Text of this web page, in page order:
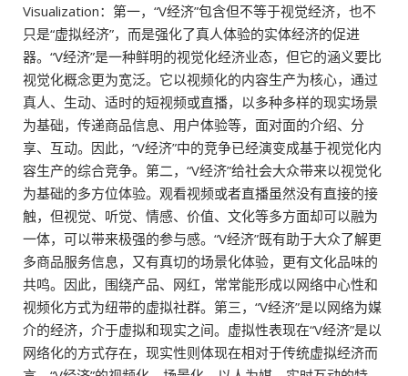
Visualization：第一，“V经济”包含但不等于视觉经济，也不
只是“虚拟经济”，而是强化了真人体验的实体经济的促进
器。“V经济”是一种鲜明的视觉化经济业态，但它的涵义要比
视觉化概念更为宽泛。它以视频化的内容生产为核心，通过
真人、生动、适时的短视频或直播，以多种多样的现实场景
为基础，传递商品信息、用户体验等，面对面的介绍、分
享、互动。因此，“V经济”中的竞争已经演变成基于视觉化内
容生产的综合竞争。第二，“V经济”给社会大众带来以视觉化
为基础的多方位体验。观看视频或者直播虽然没有直接的接
触，但视觉、听觉、情感、价值、文化等多方面却可以融为
一体，可以带来极强的参与感。“V经济”既有助于大众了解更
多商品服务信息，又有真切的场景化体验，更有文化品味的
共鸣。因此，围绕产品、网红，常常能形成以网络中心性和
视频化方式为纽带的虚拟社群。第三，“V经济”是以网络为媒
介的经济，介于虚拟和现实之间。虚拟性表现在“V经济”是以
网络化的方式存在，现实性则体现在相对于传统虚拟经济而